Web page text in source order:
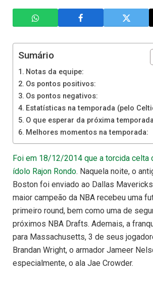
Sumário
Notas da equipe:
Os pontos positivos:
Os pontos negativos:
Estatísticas na temporada (pelo
O que esperar da próxima
Melhores momentos na temporada:
Foi em 18/12/2014 que a torcida celta
ídolo Rajon Rondo. Naquela noite, o
Boston foi enviado ao Dallas
maior campeão da NBA recebeu uma
primeiro round, bem como uma de
próximos NBA Drafts. Ademais, a
para Massachusetts, 3 de seus
Brandan Wright, o armador Jameer
especialmente, o ala Jae Crowder.